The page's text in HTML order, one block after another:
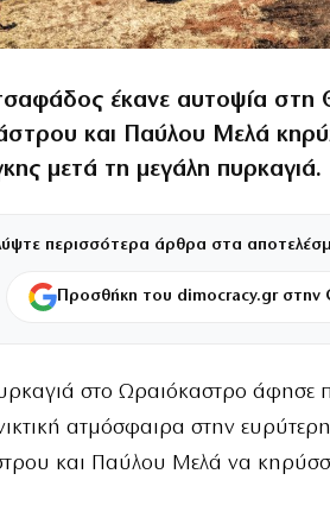
έκανε αυτοψία στη
και Παύλου Μελά
μετά τη μεγάλη πυρκαγιά.
περισσότερα άρθρα στα
Προσθήκη του dimocracy.gr στην
στο Ωραιόκαστρο άφησε
ατμόσφαιρα στην
και Παύλου Μελά να